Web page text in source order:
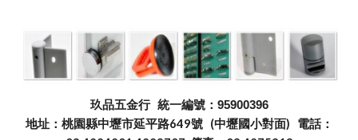
玖品五金行 統一編號：95900396
地址：桃園縣中壢市延平路649號 (中壢國小對面) 電話：